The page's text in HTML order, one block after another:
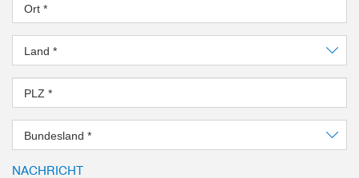
Ort *
Land *
PLZ *
Bundesland *
NACHRICHT